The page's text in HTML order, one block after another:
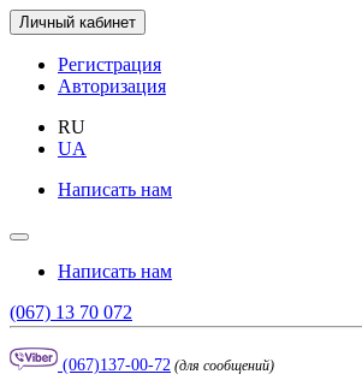
Личный кабинет
Регистрация
Авторизация
RU
UA
Написать нам
Написать нам
(067) 13 70 072
(067)137-00-72 (для сообщений)